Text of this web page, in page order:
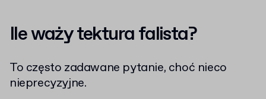
Ile waży tektura falista?
To często zadawane pytanie, choć nieco
nieprecyzyjne.